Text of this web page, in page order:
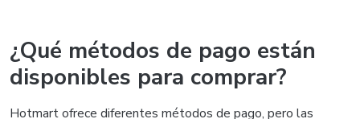
¿Qué métodos de pago están
disponibles para comprar?
Hotmart ofrece diferentes métodos de pago, pero las